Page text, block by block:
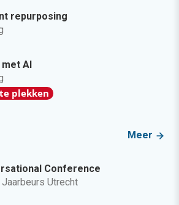
repurposing
met AI
plekken
Meer
Conference
Jaarbeurs Utrecht